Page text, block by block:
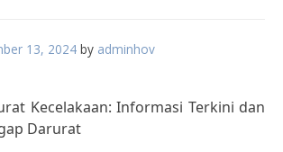
13, 2024 by adminhov
Kecelakaan: Informasi Terkini dan
Darurat